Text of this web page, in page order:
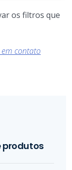
os filtros que
contato
produtos